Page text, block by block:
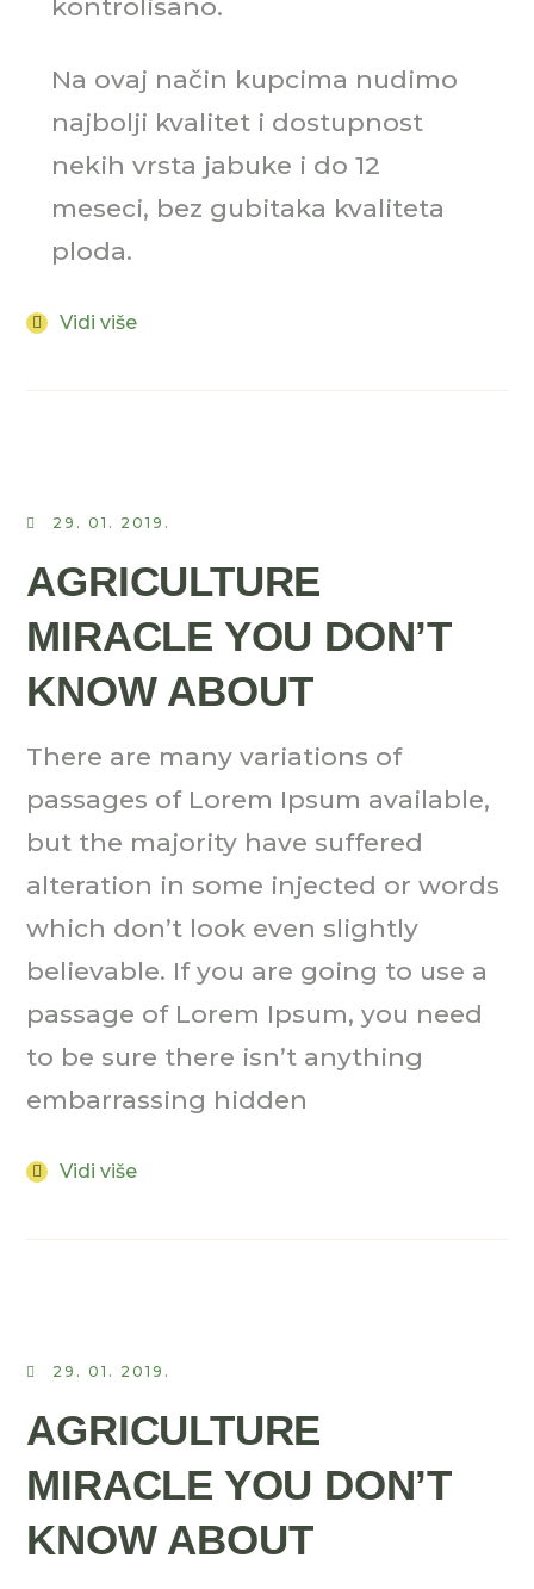
kontrolisano.
Na ovaj način kupcima nudimo
najbolji kvalitet i dostupnost
nekih vrsta jabuke i do 12
meseci, bez gubitaka kvaliteta
ploda.
Vidi više
29. 01. 2019.
AGRICULTURE
MIRACLE YOU DON’T
KNOW ABOUT
There are many variations of
passages of Lorem Ipsum available,
but the majority have suffered
alteration in some injected or words
which don’t look even slightly
believable. If you are going to use a
passage of Lorem Ipsum, you need
to be sure there isn’t anything
embarrassing hidden
Vidi više
29. 01. 2019.
AGRICULTURE
MIRACLE YOU DON’T
KNOW ABOUT